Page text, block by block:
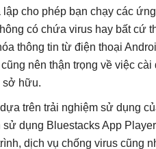
cho phép bạn chạy các
có chứa virus hay bất cứ
thông tin từ điện thoại
nên thận trọng về việc
sở hữu.
trên trải nghiệm sử dụng
dụng Bluestacks App
dịch vụ chống virus cũng